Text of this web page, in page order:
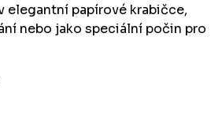
elegantní papírové krabičce,
nebo jako speciální počin pro